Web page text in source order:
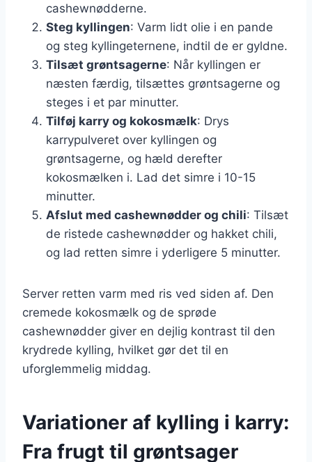
cashewnødderne.
Steg kyllingen: Varm lidt olie i en pande
og steg kyllingeternene, indtil de er gyldne.
Tilsæt grøntsagerne: Når kyllingen er
næsten færdig, tilsættes grøntsagerne og
steges i et par minutter.
Tilføj karry og kokosmælk: Drys
karrypulveret over kyllingen og
grøntsagerne, og hæld derefter
kokosmælken i. Lad det simre i 10-15
minutter.
Afslut med cashewnødder og chili: Tilsæt
de ristede cashewnødder og hakket chili,
og lad retten simre i yderligere 5 minutter.
Server retten varm med ris ved siden af. Den
cremede kokosmælk og de sprøde
cashewnødder giver en dejlig kontrast til den
krydrede kylling, hvilket gør det til en
uforglemmelig middag.
Variationer af kylling i karry:
Fra frugt til grøntsager